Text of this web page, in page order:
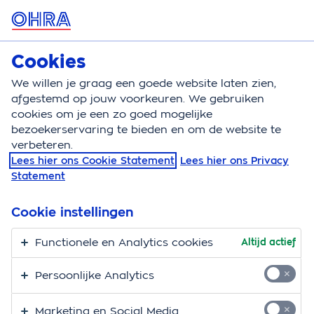
MENU
Klantenservice
Klantenservice Kkv Rechtsbijstand
Juridische hulp door
ARAG
dekking Rechtsbijstand Motorrijtuig bij onze auto- of
motorverzekering? Dan kun je bij conflicten rekenen
op juridische hulp. Wij hebben de juridische
ondersteuning uitbesteed aan ARAG.
Cookies
We willen je graag een goede website laten zien,
afgestemd op jouw voorkeuren. We gebruiken
cookies om je een zo goed mogelijke
bezoekerservaring te bieden en om de website te
verbeteren.
Lees hier ons Cookie Statement Lees hier ons Privacy
Statement
Cookie instellingen
Functionele en Analytics cookies Altijd actief
Persoonlijke Analytics
Marketing en Social Media